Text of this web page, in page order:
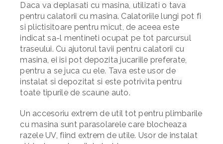
Daca va deplasati cu masina, utilizati o tava
pentru calatorii cu masina. Calatoriile lungi pot fi
si plictisitoare pentru micut, de aceea este
indicat sa-l mentineti ocupat pe tot parcursul
traseului. Cu ajutorul tavii pentru calatorii cu
masina, ei isi pot depozita jucariile preferate,
pentru a se juca cu ele. Tava este usor de
instalat si depozitat si este potrivita pentru
toate tipurile de scaune auto.
Un accesoriu extrem de util tot pentru plimbarile
cu masina suntparasolarele care blocheaza
razele UV, fiind extrem de utile. Usor de instalat